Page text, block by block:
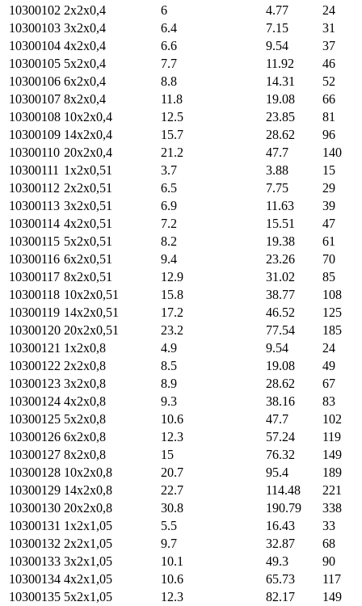
10300102 2х2х0,4 6 4.77
24
10300103 3х2х0,4 6.4 7.15
31
10300104 4х2х0,4 6.6 9.54
37
10300105 5х2х0,4 7.7 11.92
46
10300106 6х2х0,4 8.8 14.31
52
10300107 8х2х0,4 11.8 19.08
66
10300108 10х2х0,4 12.5 23.85
81
10300109 14х2х0,4 15.7 28.62
96
10300110 20х2х0,4 21.2 47.7
140
10300111 1х2х0,51 3.7 3.88
15
10300112 2х2х0,51 6.5 7.75
29
10300113 3х2х0,51 6.9 11.63
39
10300114 4х2х0,51 7.2 15.51
47
10300115 5х2х0,51 8.2 19.38
61
10300116 6х2х0,51 9.4 23.26
70
10300117 8х2х0,51 12.9 31.02
85
10300118 10х2х0,51 15.8 38.77
108
10300119 14х2х0,51 17.2 46.52
125
10300120 20х2х0,51 23.2 77.54
185
10300121 1х2х0,8 4.9 9.54
24
10300122 2х2х0,8 8.5 19.08
49
10300123 3х2х0,8 8.9 28.62
67
10300124 4х2х0,8 9.3 38.16
83
10300125 5х2х0,8 10.6 47.7
102
10300126 6х2х0,8 12.3 57.24
119
10300127 8х2х0,8 15 76.32
149
10300128 10х2х0,8 20.7 95.4
189
10300129 14х2х0,8 22.7 114.48
221
10300130 20х2х0,8 30.8 190.79
338
10300131 1х2х1,05 5.5 16.43
33
10300132 2х2х1,05 9.7 32.87
68
10300133 3х2х1,05 10.1 49.3
90
10300134 4х2х1,05 10.6 65.73
117
10300135 5х2х1,05 12.3 82.17
149